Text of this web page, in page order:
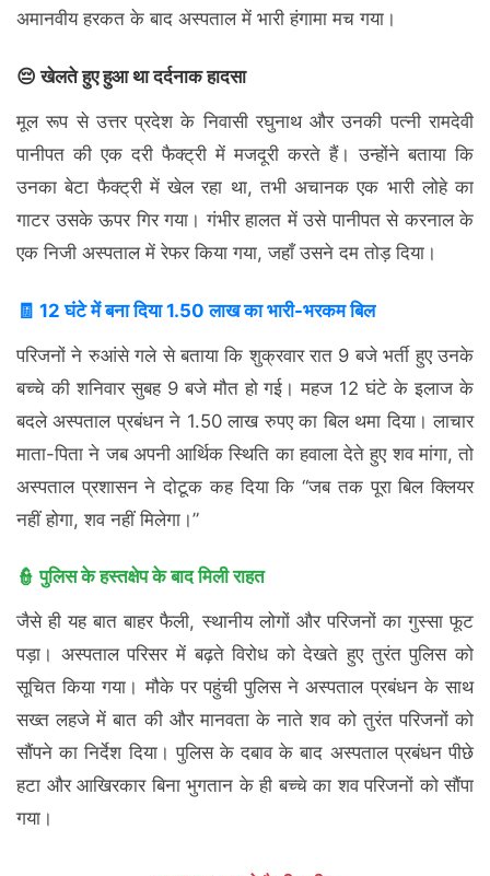
अमानवीय हरकत के बाद अस्पताल में भारी हंगामा मच गया।
😔 खेलते हुए हुआ था दर्दनाक हादसा
मूल रूप से उत्तर प्रदेश के निवासी रघुनाथ और उनकी पत्नी रामदेवी
पानीपत की एक दरी फैक्ट्री में मजदूरी करते हैं। उन्होंने बताया कि
उनका बेटा फैक्ट्री में खेल रहा था, तभी अचानक एक भारी लोहे का
गाटर उसके ऊपर गिर गया। गंभीर हालत में उसे पानीपत से करनाल के
एक निजी अस्पताल में रेफर किया गया, जहाँ उसने दम तोड़ दिया।
🧾 12 घंटे में बना दिया 1.50 लाख का भारी-भरकम बिल
परिजनों ने रुआंसे गले से बताया कि शुक्रवार रात 9 बजे भर्ती हुए उनके
बच्चे की शनिवार सुबह 9 बजे मौत हो गई। महज 12 घंटे के इलाज के
बदले अस्पताल प्रबंधन ने 1.50 लाख रुपए का बिल थमा दिया। लाचार
माता-पिता ने जब अपनी आर्थिक स्थिति का हवाला देते हुए शव मांगा, तो
अस्पताल प्रशासन ने दोटूक कह दिया कि “जब तक पूरा बिल क्लियर
नहीं होगा, शव नहीं मिलेगा।”
👮 पुलिस के हस्तक्षेप के बाद मिली राहत
जैसे ही यह बात बाहर फैली, स्थानीय लोगों और परिजनों का गुस्सा फूट
पड़ा। अस्पताल परिसर में बढ़ते विरोध को देखते हुए तुरंत पुलिस को
सूचित किया गया। मौके पर पहुंची पुलिस ने अस्पताल प्रबंधन के साथ
सख्त लहजे में बात की और मानवता के नाते शव को तुरंत परिजनों को
सौंपने का निर्देश दिया। पुलिस के दबाव के बाद अस्पताल प्रबंधन पीछे
हटा और आखिरकार बिना भुगतान के ही बच्चे का शव परिजनों को सौंपा
गया।